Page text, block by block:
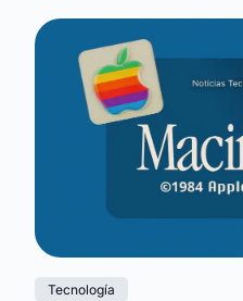
Tecnología